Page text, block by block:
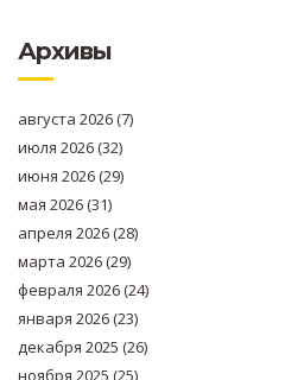
Архивы
августа 2026(7)
июля 2026(32)
июня 2026(29)
мая 2026(31)
апреля 2026(28)
марта 2026(29)
февраля 2026(24)
января 2026(23)
декабря 2025 (26)
ноября 2025 (25)